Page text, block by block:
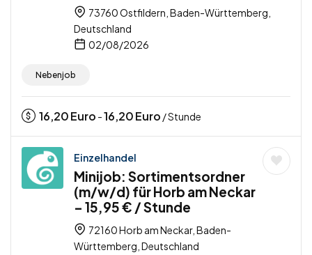
73760 Ostfildern, Baden-Württemberg,
Deutschland
02/08/2026
Nebenjob
16,20Euro -16,20Euro / Stunde
Einzelhandel
Minijob: Sortimentsordner
(m/w/d) für Horb am Neckar
– 15,95 € / Stunde
72160 Horb am Neckar, Baden-
Württemberg, Deutschland